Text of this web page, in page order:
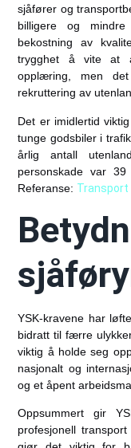
sjåfører og
billigere og
bekostning av
trygghet å vite at
opplæring, men
rekruttering av
Det er imidlertid
tunge godsbiler i
årlig antall
personskade var
Referanse:
YSK-kravene har
bidratt til færre
viktig å holde seg
nasjonalt og
og et åpent
Oppsummert gir
profesjonell